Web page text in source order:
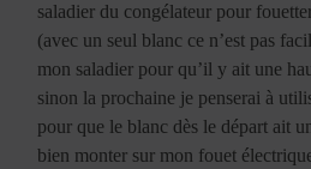
saladier du congélateur pour
(avec un seul blanc ce n’est pas
mon saladier pour qu’il y ait une
sinon la prochaine je penserai à
pour que le blanc dès le départ ait
bien monter sur mon fouet